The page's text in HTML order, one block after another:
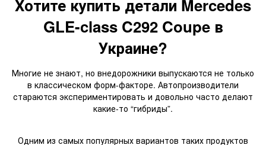
Хотите купить детали Mercedes
GLE-class C292 Coupe в
Украине?
Многие не знают, но внедорожники выпускаются не только
в классическом форм-факторе. Автопроизводители
стараются экспериментировать и довольно часто делают
какие-то “гибриды”.
Одним из самых популярных вариантов таких продуктов